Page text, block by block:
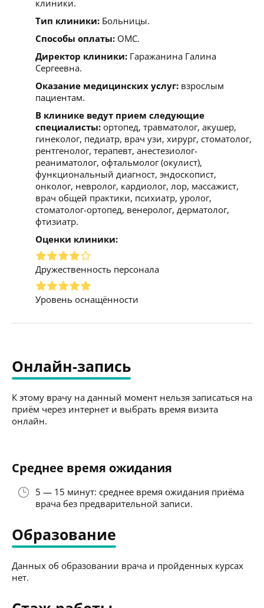
клиники.
Тип клиники: Больницы.
Способы оплаты: ОМС.
Директор клиники: Гаражанина Галина
Сергеевна.
Оказание медицинских услуг: взрослым
пациентам.
В клинике ведут прием следующие
специалисты: ортопед, травматолог, акушер,
гинеколог, педиатр, врач узи, хирург, стоматолог,
рентгенолог, терапевт, анестезиолог-
реаниматолог, офтальмолог (окулист),
функциональный диагност, эндоскопист,
онколог, невролог, кардиолог, лор, массажист,
врач общей практики, психиатр, уролог,
стоматолог-ортопед, венеролог, дерматолог,
фтизиатр.
Оценки клиники:
Дружественность персонала
Уровень оснащённости
Онлайн-запись
К этому врачу на данный момент нельзя записаться на
приём через интернет и выбрать время визита
онлайн.
Среднее время ожидания
5 — 15 минут: среднее время ожидания приёма
врача без предварительной записи.
Образование
Данных об образовании врача и пройденных курсах
нет.